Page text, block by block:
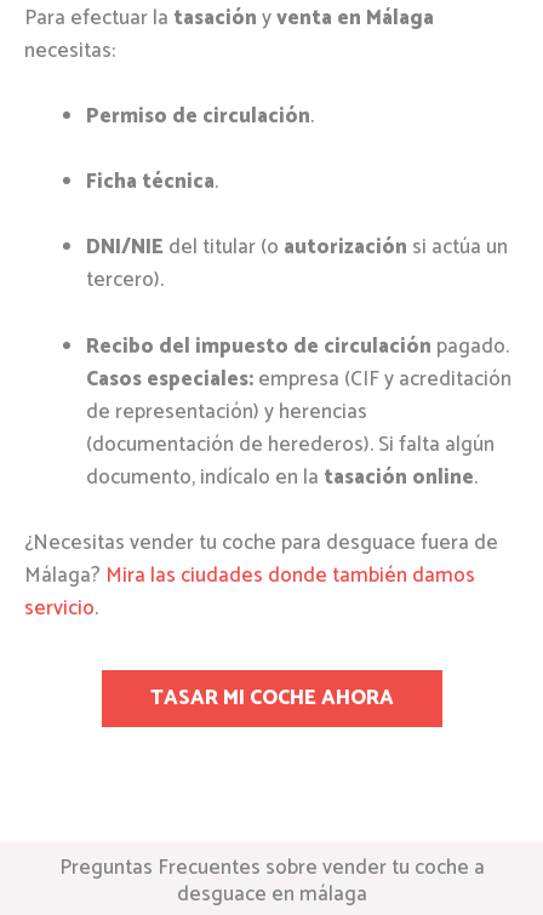
Para efectuar la tasaciónyventa en Málaga
necesitas:
Permiso de circulación.
Ficha técnica.
DNI/NIEdel titular (o autorización si actúa un
tercero).
Recibo del impuesto de circulación pagado.
Casos especiales:empresa (CIF y acreditación
de representación) y herencias
(documentación de herederos). Si falta algún
documento, indícalo en la tasación online.
¿Necesitas vender tu coche para desguace fuera de
Málaga? Mira las ciudades donde también damos
servicio.
TASAR MI COCHE AHORA
Preguntas Frecuentes sobre vender tu coche a
desguace en málaga